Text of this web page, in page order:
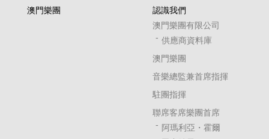
澳門樂團
認識我們
澳門樂團有限公司
供應商資料庫
澳門樂團
音樂總監兼首席指揮
駐團指揮
聯席客席樂團首席
阿瑪利亞・霍爾